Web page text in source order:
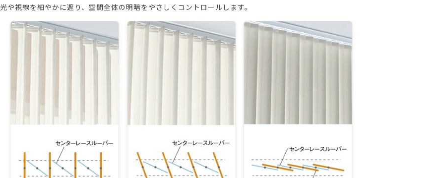
光や視線を細やかに遮り、空間全体の明暗をやさしくコントロールします。